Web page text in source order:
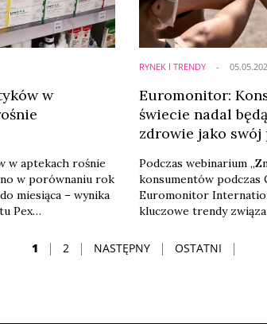
w
w aptekach rośnie
w porównaniu rok
miesiąca – wynika
Pex
RYNEK I TRENDY
Euromonitor:
świecie nadal
zdrowie jako
Podczas webinarium
konsumentów podczas
Euromonitor
kluczowe trendy
prozdrowotnymi
pozostanie naszym
1 2 NASTĘPNY OSTATNI